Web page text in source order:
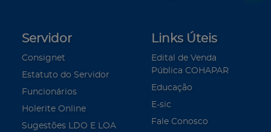
Servidor
Consignet
Estatuto do Servidor
Funcionários
Holerite Online
Sugestões LDO E LOA
Links Úteis
Edital de Venda
Pública COHAPAR
Educação
E-sic
Fale Conosco